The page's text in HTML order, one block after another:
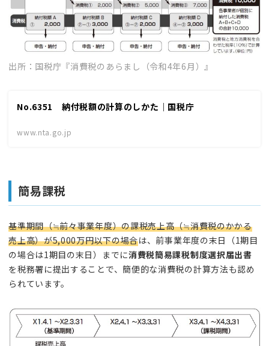
出所：国税庁『消費税のあらまし（令和4年6月）』
No.6351 納付税額の計算のしかた｜国税庁
www.nta.go.jp
簡易課税
基準期間（≒前々事業年度）の課税売上高（≒消費税のかかる
売上高）が5,000万円以下の場合は、前事業年度の末日（1期目
の場合は1期目の末日）までに消費税簡易課税制度選択届出書
を税務署に提出することで、簡便的な消費税の計算方法も認め
られています。